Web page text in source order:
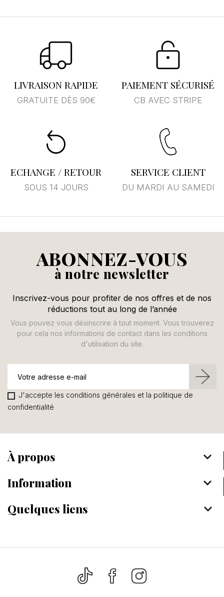
LIVRAISON RAPIDE
GRATUITE DÈS 90€
PAIEMENT SÉCURISÉ
CB AVEC STRIPE
ECHANGE / RETOUR
SOUS 14 JOURS
SERVICE CLIENT
DU MARDI AU SAMEDI
ABONNEZ-VOUS
à notre newsletter
Inscrivez-vous pour profiter de nos offres et de nos
réductions tout au long de l’année
Vous pouvez vous désinscrire à tout moment. Vous trouverez
pour cela nos informations de contact dans les conditions
d'utilisation du site.
J'accepte les conditions générales et la politique de
confidentialité
À propos keyboard_arrow_down
Information keyboard_arrow_down
Quelques liens keyboard_arrow_down